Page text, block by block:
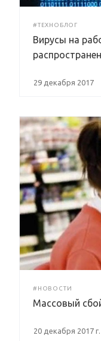
#ТЕХНОБЛОГ
Вирусы на
29 декабря 2017
#НОВОСТИ
Массовый
20 декабря 2017 г.